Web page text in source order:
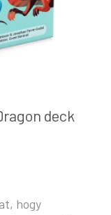
deck
hogy